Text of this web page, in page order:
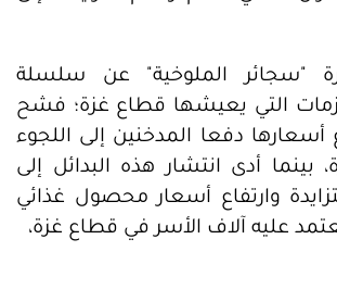
"سجائر الملوخية" عن سلسلة
التي يعيشها قطاع غزة؛ فشح
أسعارها دفعا المدخنين إلى اللجوء
بينما أدى انتشار هذه البدائل إلى
وارتفاع أسعار محصول غذائي
عليه آلاف الأسر في قطاع غزة،